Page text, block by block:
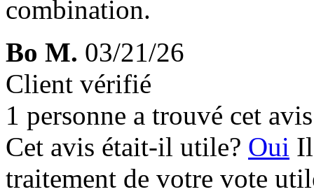
combination.
Bo M. 03/21/26
Client vérifié
1 personne a trouvé cet
Cet avis était-il utile? Oui
traitement de votre vote